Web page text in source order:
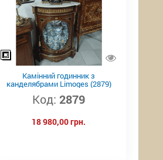
Камінний годинник з
канделябрами Limoges (2879)
Код: 2879
18 980,00 грн.